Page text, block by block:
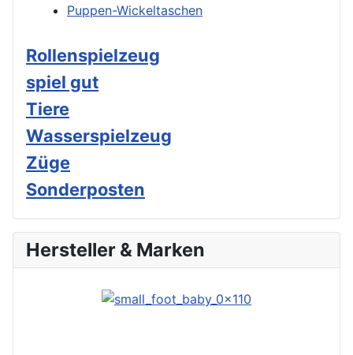
Puppen-Wickeltaschen
Rollenspielzeug
spiel gut
Tiere
Wasserspielzeug
Züge
Sonderposten
Hersteller & Marken